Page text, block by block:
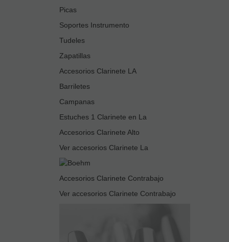
Picas
Soportes Instrumento
Tudeles
Zapatillas
Accesorios Clarinete LA
Barriletes
Campanas
Estuches 1 Clarinete en La
Accesorios Clarinete Alto
Ver accesorios Clarinete La
Accesorios Clarinete Contrabajo
Ver accesorios Clarinete Contrabajo